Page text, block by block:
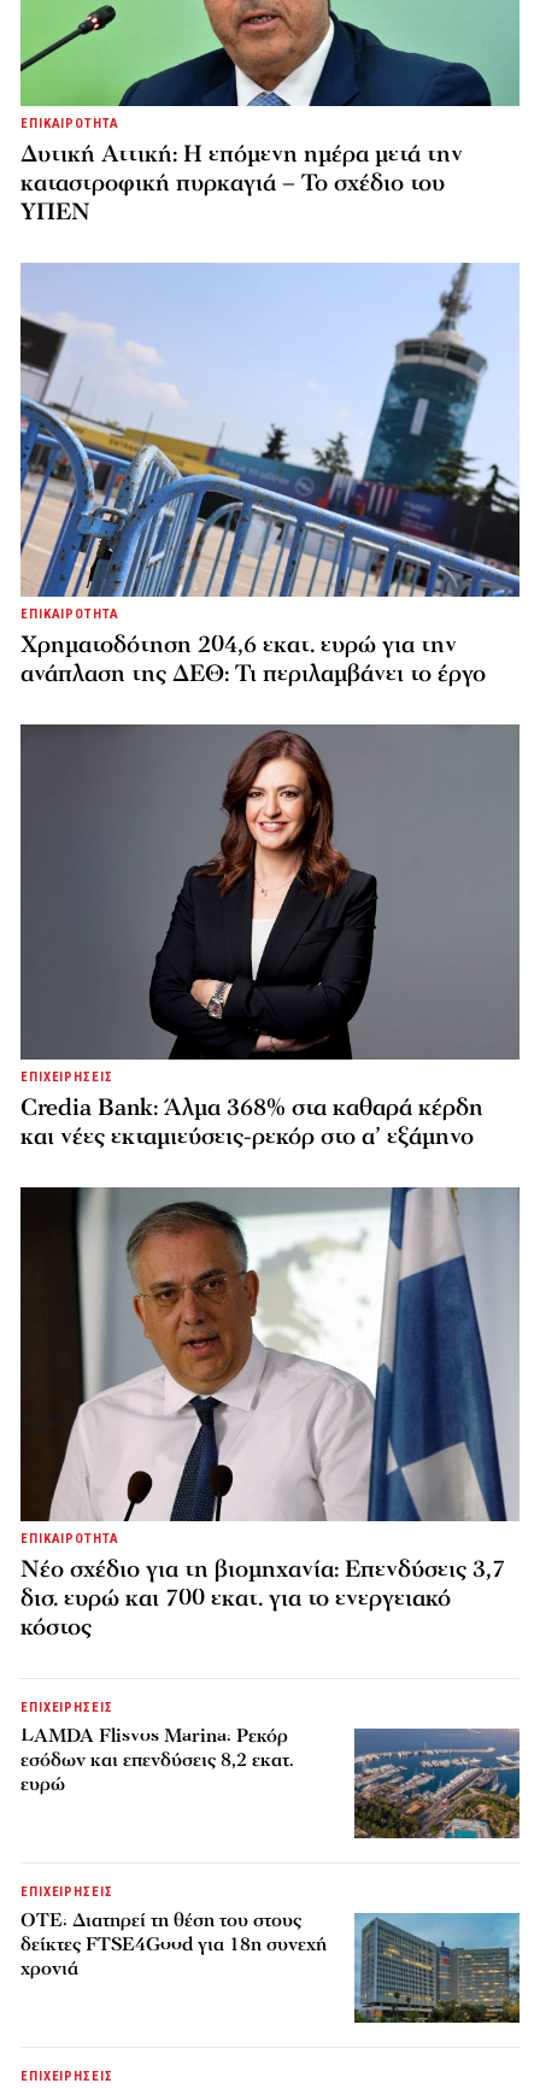
ΕΠΙΚΑΙΡΟΤΗΤΑ
Δυτική Αττική: Η επόμενη ημέρα μετά την
καταστροφική πυρκαγιά – Το σχέδιο του
ΥΠΕΝ
ΕΠΙΚΑΙΡΟΤΗΤΑ
Χρηματοδότηση 204,6 εκατ. ευρώ για την
ανάπλαση της ΔΕΘ: Τι περιλαμβάνει το έργο
ΕΠΙΧΕΙΡΗΣΕΙΣ
Credia Bank: Άλμα 368% στα καθαρά κέρδη
και νέες εκταμιεύσεις-ρεκόρ στο α’ εξάμηνο
ΕΠΙΚΑΙΡΟΤΗΤΑ
Νέο σχέδιο για τη βιομηχανία: Επενδύσεις 3,7
δισ. ευρώ και 700 εκατ. για το ενεργειακό
κόστος
ΕΠΙΧΕΙΡΗΣΕΙΣ
LAMDA Flisvos Marina: Ρεκόρ
εσόδων και επενδύσεις 8,2 εκατ.
ευρώ
ΕΠΙΧΕΙΡΗΣΕΙΣ
ΟΤΕ: Διατηρεί τη θέση του στους
δείκτες FTSE4Good για 18η συνεχή
χρονιά
ΕΠΙΧΕΙΡΗΣΕΙΣ